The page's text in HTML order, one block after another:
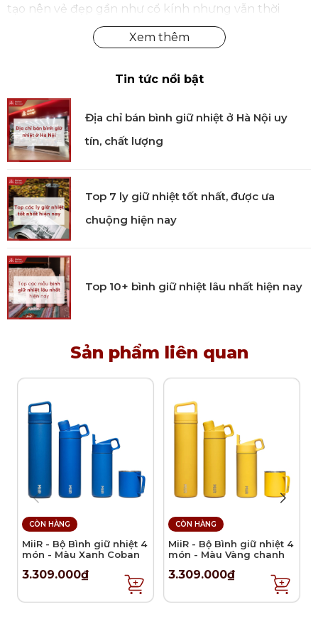
tạo nên vẻ đẹp gần như cổ kính nhưng vẫn thời
thượng. Họa tiết chuyển sắc tinh tế giúp tổng thể bộ
ly trở thành điểm nhấn trang nhã trên bàn trà, bàn
Thiết kế ly đi kèm đĩa lót đồng bộ giúp không gian
thưởng thức trở nên gọn gàng và chỉn chu hơn. Bộ 2
món phù hợp để phục vụ cà phê, trà trong những
trọng, đồng thời dễ phối cùng các sản phẩm khác
trong bộ sưu tập Timeless để hoàn thiện set bàn
đồng bộ.
Bộ ly phù hợp cho các món cà phê và trà dùng
hằng ngày hoặc tiếp khách.
Phù hợp dùng tại gia, văn phòng hoặc khi tiếp
đãi khách.
Tin tức nổi bật
Địa chỉ bán bình giữ nhiệt ở Hà Nội uy
tín, chất lượng
Top 7 ly giữ nhiệt tốt nhất, được ưa
chuộng hiện nay
Top 10+ bình giữ nhiệt lâu nhất hiện nay
Sản phẩm liên quan
CÒN HÀNG
MiiR - Bộ Bình giữ nhiệt 4
món - Màu Xanh Coban
3.309.000₫
CÒN HÀNG
MiiR - Bộ Bình giữ nhiệt 4
món - Màu Vàng chanh
3.309.000₫